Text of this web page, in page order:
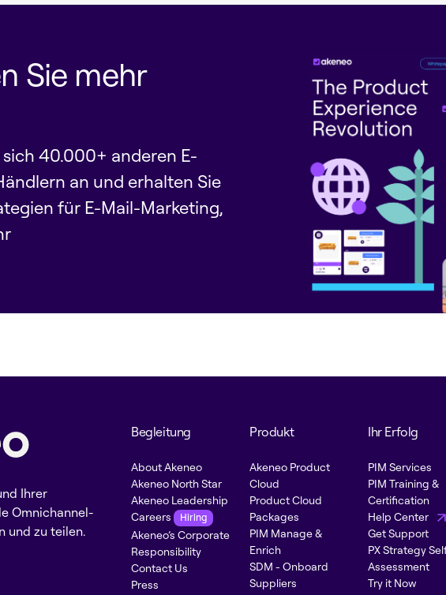
Sie mehr
sich 40.000+ anderen E-
an und erhalten Sie
für E-Mail-Marketing,
Ihrer
Omnichannel-
und zu teilen.
Begleitung
About Akeneo
Akeneo North Star
Akeneo Leadership
Careers
Hiring
Akeneo’s Corporate
Responsibility
Contact Us
Press
Produkt
Akeneo Product
Cloud
Product Cloud
Packages
PIM Manage &
Enrich
SDM - Onboard
Suppliers
Ihr Erfolg
PIM Services
PIM Training &
Certification
Help Center
Get Support
PX Strategy
Assessment
Try it Now